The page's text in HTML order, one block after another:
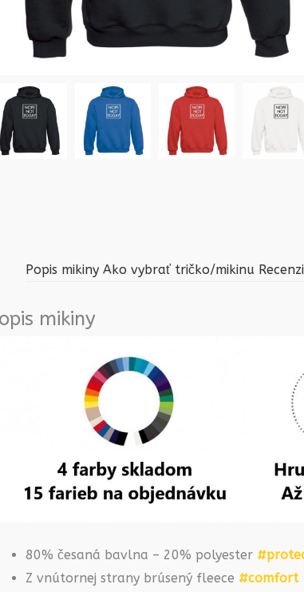
Popis mikiny Ako vybrať tričko/mikinu
mikiny
80% česaná bavlna – 20% polyester
Z vnútornej strany brúsený fleece #comfort